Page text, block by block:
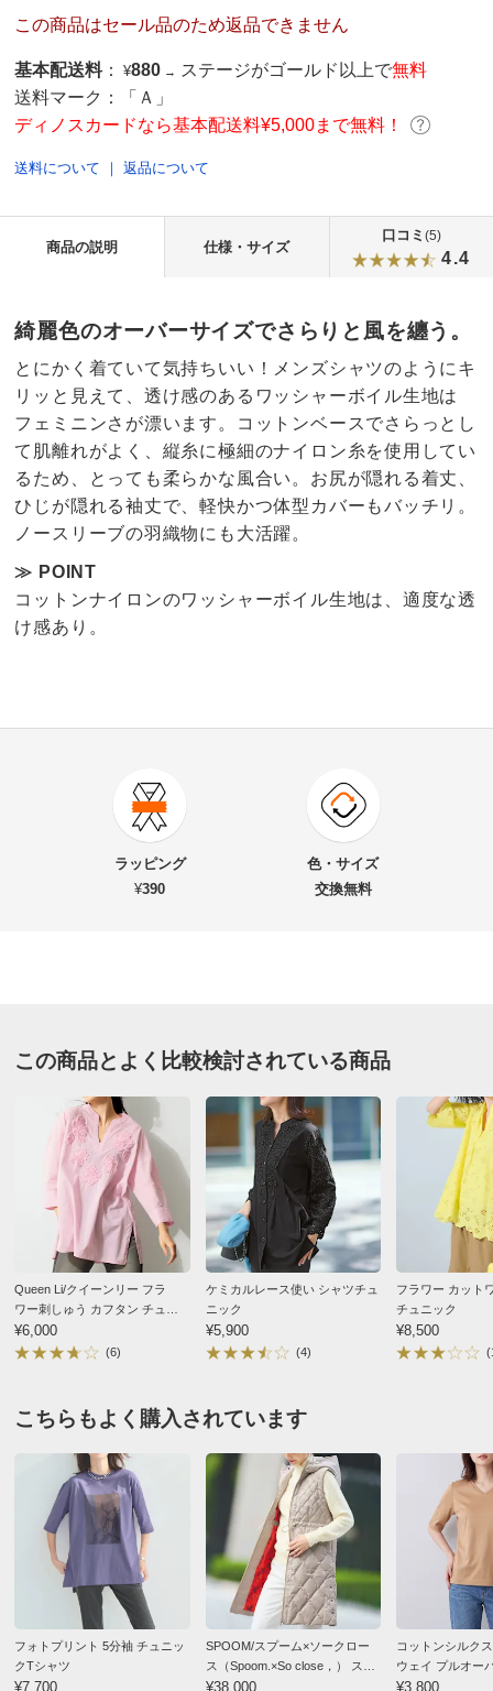
この商品はセール品のため返品できません
基本配送料 ： ¥880 → ステージがゴールド以上で無料
送料マーク：
「Ａ」
ディノスカードなら基本配送料¥5,000まで無料！
送料について ｜返品について
商品の説明 仕様・サイズ
口コミ (5)
4.4
綺麗色のオーバーサイズでさらりと風を纏う。
とにかく着ていて気持ちいい！メンズシャツのようにキ
リッと見えて、透け感のあるワッシャーボイル生地は
フェミニンさが漂います。コットンベースでさらっとし
て肌離れがよく、縦糸に極細のナイロン糸を使用してい
るため、とっても柔らかな風合い。お尻が隠れる着丈、
ひじが隠れる袖丈で、軽快かつ体型カバーもバッチリ。
ノースリーブの羽織物にも大活躍。
≫ POINT
コットンナイロンのワッシャーボイル生地は、適度な透
け感あり。
900-PC73-63
お支払い方法 送料について
■色：（ア）オレンジ、（イ）ブラック
■素材：綿69・ナイロン31％
■前中心ボタン開き
■両脇スリット開き
■左胸1個ポケット付き
■原産国：中国製
■特殊な糸を使用している為、稀に刺激を感じることがあ
ります。
サイズ（cm）
対応サイズ S～M
バスト（適応） 72～87
着丈（前）
着丈（後） 73
肩幅 57
袖丈 28
袖口幅 22.5
千葉県 60代以上女性
親族へのプレゼントとして購入。背が低く肥満体系気味
ですが、適度なシアー感と明るいオレンジ色で、とても
おしゃれな感じです。とても軽いのと、素材のせいか涼
しさも感じるといっております。
2026/07/22
オレンジ ２：Ｌ－ＬＬ
購入したサイズで「ちょうどよかった」
通しも良く、初夏の羽織ものにはぴったりです。白や薄
いブルーなどあったら良かったな。
2026/05/29
オレンジ ２：Ｌ－ＬＬ
群馬県 60代以上女性 身長 : 165cm
ラッピング
¥390
色・サイズ
交換無料
この商品とよく比較検討されている商品
Queen Li/クイーンリー フラ
ワー刺しゅう カフタン チュ
ニックシャツ
¥6,000
(6)
ケミカルレース使い シャツチュ
ニック
¥5,900
(4)
フラワー カット
チュニック
¥8,500
こちらもよく購入されています
フォトプリント 5分袖 チュニッ
クTシャツ
¥7,700
SPOOM/スプーム×ソークロー
ス（Spoom.×So close，） ス
ター カモフラージュ ジャカー
¥38,000
コットンシルク
ウェイ プルオー
¥3,800